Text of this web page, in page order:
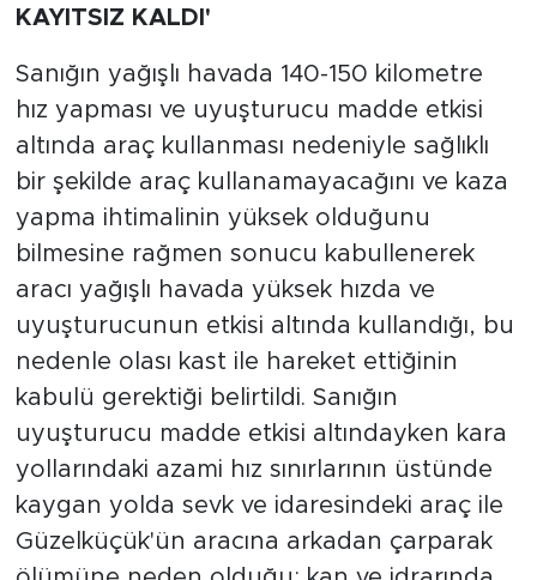
KAYITSIZ KALDI'
Sanığın yağışlı havada 140-150 kilometre
hız yapması ve uyuşturucu madde etkisi
altında araç kullanması nedeniyle sağlıklı
bir şekilde araç kullanamayacağını ve kaza
yapma ihtimalinin yüksek olduğunu
bilmesine rağmen sonucu kabullenerek
aracı yağışlı havada yüksek hızda ve
uyuşturucunun etkisi altında kullandığı, bu
nedenle olası kast ile hareket ettiğinin
kabulü gerektiği belirtildi. Sanığın
uyuşturucu madde etkisi altındayken kara
yollarındaki azami hız sınırlarının üstünde
kaygan yolda sevk ve idaresindeki araç ile
Güzelküçük'ün aracına arkadan çarparak